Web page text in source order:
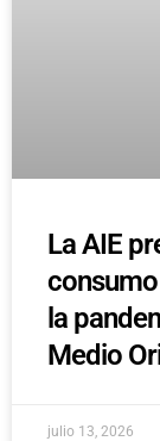
La AIE
la
Medio
julio 13, 2026